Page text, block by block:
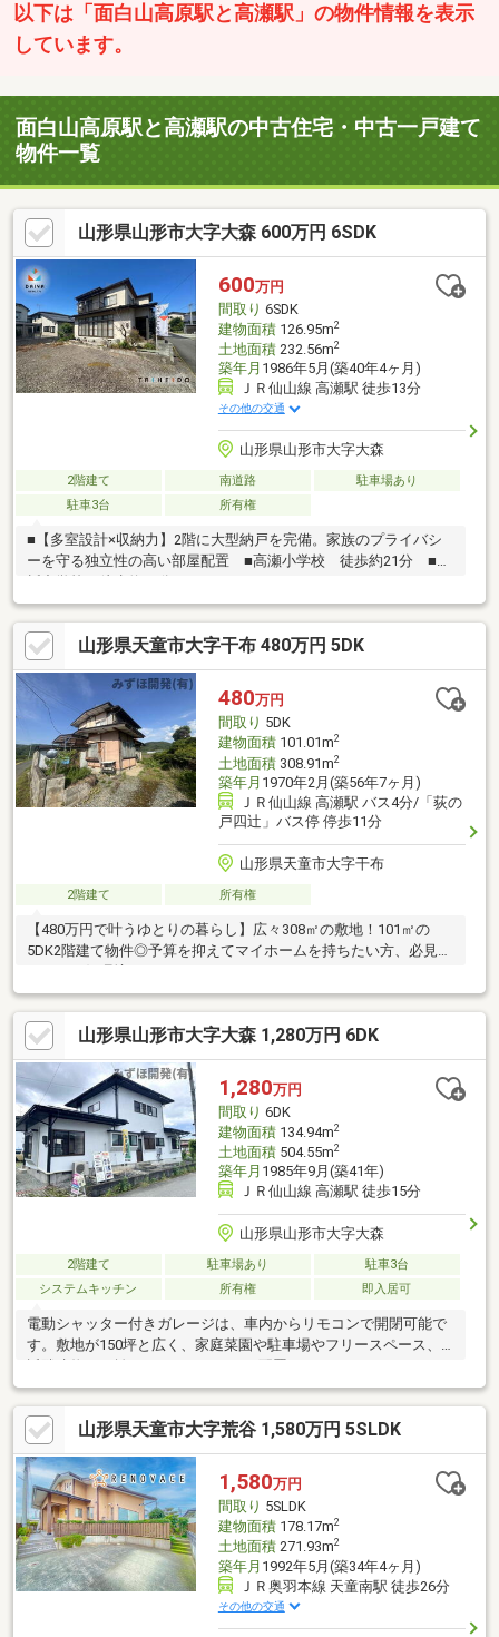
以下は「面白山高原駅と高瀬駅」の物件情報を表示
しています。
面白山高原駅と高瀬駅の中古住宅・中古一戸建て
物件一覧
山形県山形市大字大森 600万円 6SDK
600万円
間取り 6SDK
建物面積126.95m2
土地面積232.56m2
築年月 1986年5月(築40年4ヶ月)
ＪＲ仙山線 高瀬駅 徒歩13分
その他の交通
山形県山形市大字大森
2階建て 南道路
駐車場あり
駐車3台
所有権
■【多室設計×収納力】2階に大型納戸を完備。家族のプライバシ
ーを守る独立性の高い部屋配置 ■高瀬小学校 徒歩約21分 ■高
山形県天童市大字干布 480万円 5DK
480万円
間取り 5DK
建物面積101.01m2
土地面積308.91m2
築年月 1970年2月(築56年7ヶ月)
ＪＲ仙山線 高瀬駅 バス4分/「荻の
戸四辻」バス停 停歩11分
山形県天童市大字干布
2階建て 所有権
【480万円で叶うゆとりの暮らし】広々308㎡の敷地！101㎡の
5DK2階建て物件◎予算を抑えてマイホームを持ちたい方、必見の
山形県山形市大字大森 1,280万円 6DK
1,280万円
間取り 6DK
建物面積134.94m2
土地面積504.55m2
築年月 1985年9月(築41年)
ＪＲ仙山線 高瀬駅 徒歩15分
山形県山形市大字大森
2階建て 駐車場あり
駐車3台
システムキッチン
所有権 即入居可
電動シャッター付きガレージは、車内からリモコンで開閉可能で
す。敷地が150坪と広く、家庭菜園や駐車場やフリースペース、
山形県天童市大字荒谷 1,580万円 5SLDK
1,580万円
間取り 5SLDK
建物面積178.17m2
土地面積271.93m2
築年月 1992年5月(築34年4ヶ月)
ＪＲ奥羽本線 天童南駅 徒歩26分
その他の交通